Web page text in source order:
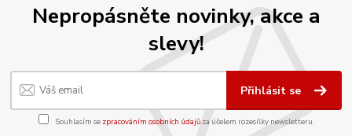
Nepropásněte novinky, akce a
slevy!
Přihlásit se
Souhlasím se zpracováním osobních údajůza účelem rozesílky newsletteru.